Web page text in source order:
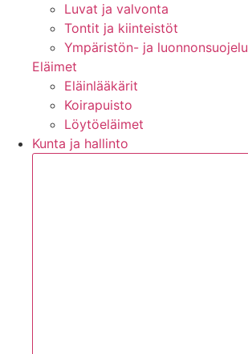
Luvat ja valvonta
Tontit ja kiinteistöt
Ympäristön- ja luonnonsuojelu
Eläimet
Eläinlääkärit
Koirapuisto
Löytöeläimet
Kunta ja hallinto